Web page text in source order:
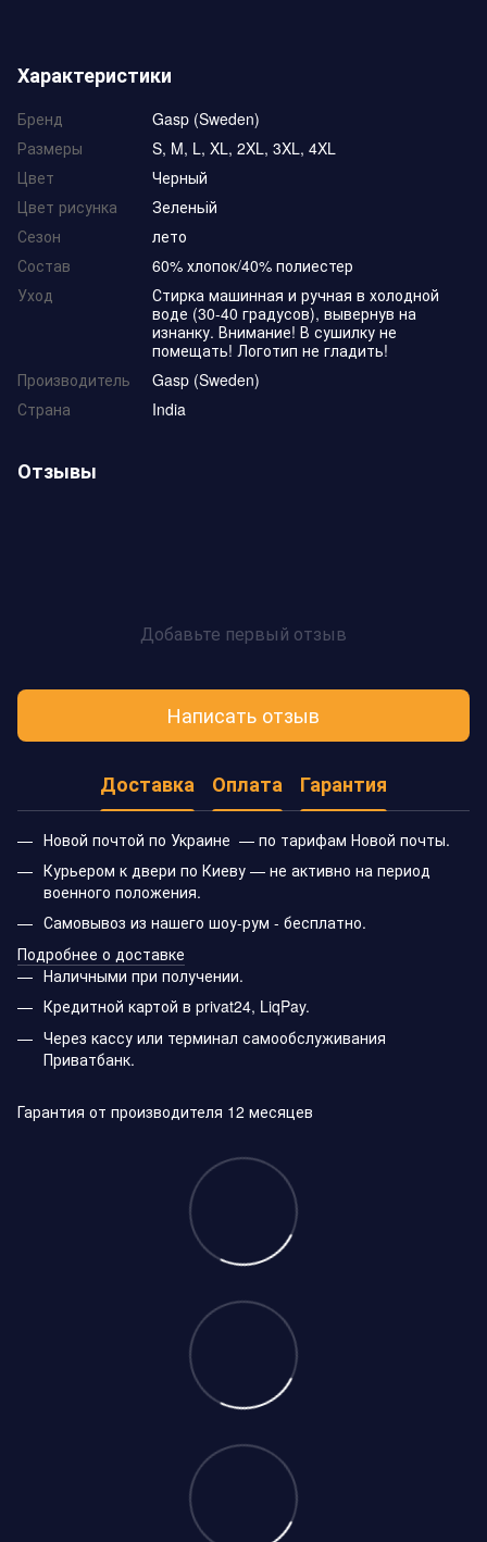
Характеристики
Бренд
Gasp (Sweden)
Размеры
S, M, L, XL, 2XL, 3XL, 4XL
Цвет
Черный
Цвет рисунка
Зеленьій
Сезон
лето
Состав
60% хлопок/40% полиестер
Уход
Стирка машинная и ручная в холодной
воде (30-40 градусов), вывернув на
изнанку. Внимание! В сушилку не
помещать! Логотип не гладить!
Производитель
Gasp (Sweden)
Страна
India
Отзывы
Добавьте первый отзыв
Написать отзыв
Доставка Оплата Гарантия
Новой почтой по Украине — по тарифам Новой почты.
Курьером к двери по Киеву — не активно на период
военного положения.
Самовывоз из нашего шоу-рум - бесплатно.
Подробнее о доставке
Наличными при получении.
Кредитной картой в privat24, LiqPay.
Через кассу или терминал самообслуживания
Приватбанк.
Гарантия от производителя 12 месяцев